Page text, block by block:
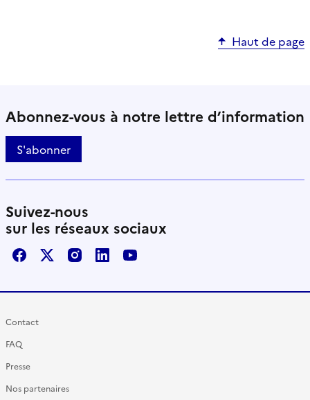
Haut de page
Abonnez-vous à notre lettre d’information
S'abonner
Suivez-nous
sur les réseaux sociaux
FacebookX / TwitterInstagram
LinkedInYoutube
Contact
FAQ
Presse
Nos partenaires